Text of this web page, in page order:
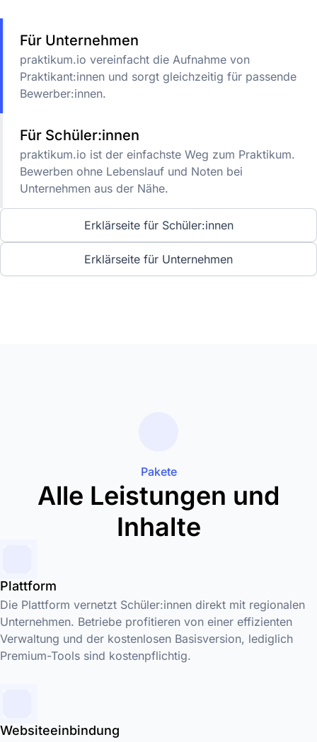
Für Unternehmen
praktikum.io vereinfacht die Aufnahme von
Praktikant:innen und sorgt gleichzeitig für passende
Bewerber:innen.
Für Schüler:innen
praktikum.io ist der einfachste Weg zum Praktikum.
Bewerben ohne Lebenslauf und Noten bei
Unternehmen aus der Nähe.
Erklärseite für Unternehmen
Erklärseite für Schüler:innen
Pakete
Alle Leistungen und
Inhalte
Plattform
Die Plattform vernetzt Schüler:innen direkt mit regionalen
Unternehmen. Betriebe profitieren von einer effizienten
Verwaltung und der kostenlosen Basisversion, lediglich
Premium-Tools sind kostenpflichtig.
Websiteeinbindung